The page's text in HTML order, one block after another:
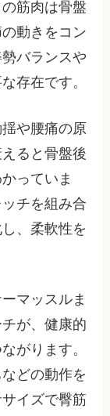
筋肉は骨盤
動きをコン
バランスや
存在です。
や腰痛の原
ると骨盤後
っていま
チを組み合
、柔軟性を
マッスルま
が、健康的
がります。
どの動作を
イズで臀筋